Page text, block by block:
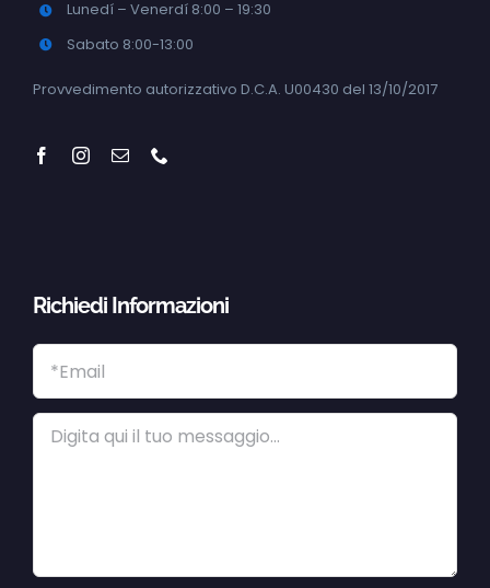
Lunedí – Venerdí 8:00 – 19:30
Sabato 8:00-13:00
Provvedimento autorizzativo D.C.A. U00430 del 13/10/2017
Richiedi Informazioni